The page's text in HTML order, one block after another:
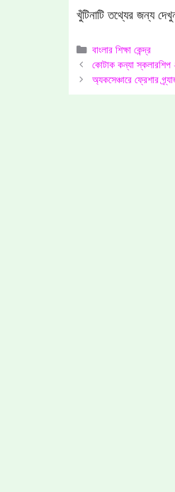
খুঁটিনাটি তথ্যের জন্য
Categories
বাংলার শিক্ষা কেন্দ্র
কোটাক কন্যা
অ্যকসেঞ্চারে ফ্রেশার